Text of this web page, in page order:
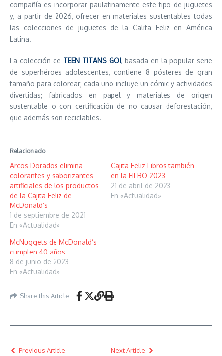
compañía es incorporar paulatinamente este tipo de juguetes
y, a partir de 2026, ofrecer en materiales sustentables todas
las colecciones de juguetes de la Calita Feliz en América
Latina.
La colección de TEEN TITANS GO!, basada en la popular serie
de superhéroes adolescentes, contiene 8 pósteres de gran
tamaño para colorear; cada uno incluye un cómic y actividades
divertidas; fabricados en papel y materiales de origen
sustentable o con certificación de no causar deforestación,
que además son reciclables.
Relacionado
Arcos Dorados elimina
colorantes y saborizantes
artificiales de los productos
de la Cajita Feliz de
McDonald’s
1 de septiembre de 2021
En «Actualidad»
Cajita Feliz Libros también
en la FILBO 2023
21 de abril de 2023
En «Actualidad»
McNuggets de McDonald’s
cumplen 40 años
8 de junio de 2023
En «Actualidad»
Share this Article
Previous Article Next Article